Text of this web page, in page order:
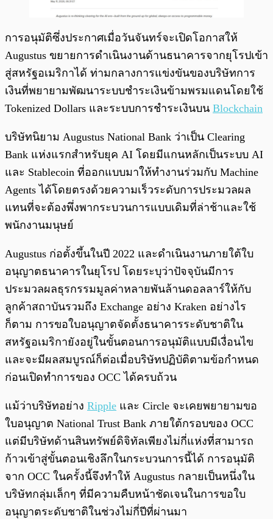
การอนุมัติซึ่งประกาศเมื่อวันจันทร์จะเปิดโอกาสให้
Augustus ขยายการดำเนินงานด้านธนาคารจากยุโรปเข้า
สู่สหรัฐอเมริกาได้ ท่ามกลางการแข่งขันของบริษัทการ
เงินที่พยายามพัฒนาระบบชำระเงินข้ามพรมแดนโดยใช้
Tokenized Dollars และระบบการชำระเงินบน Blockchain
บริษัทนิยาม Augustus National Bank ว่าเป็น Clearing
Bank แห่งแรกสำหรับยุค AI โดยมีแกนหลักเป็นระบบ AI
และ Stablecoin ที่ออกแบบมาให้ทำงานร่วมกับ Machine
Agents ได้โดยตรงด้วยความเร็วระดับการประมวลผล
แทนที่จะต้องพึ่งพากระบวนการแบบเดิมที่ล่าช้าและใช้
พนักงานมนุษย์
Augustus ก่อตั้งขึ้นในปี 2022 และดำเนินงานภายใต้ใบ
อนุญาตธนาคารในยุโรป โดยระบุว่าปัจจุบันมีการ
ประมวลผลธุรกรรมมูลค่าหลายพันล้านดอลลาร์ให้กับ
ลูกค้าสถาบันรวมถึง Exchange อย่าง Kraken อย่างไร
ก็ตาม การขอใบอนุญาตจัดตั้งธนาคารระดับชาติใน
สหรัฐอเมริกายังอยู่ในขั้นตอนการอนุมัติแบบมีเงื่อนไข
และจะมีผลสมบูรณ์ก็ต่อเมื่อบริษัทปฏิบัติตามข้อกำหนด
ก่อนเปิดทำการของ OCC ได้ครบถ้วน
แม้ว่าบริษัทอย่าง Ripple และ Circle จะเคยพยายามขอ
ใบอนุญาต National Trust Bank ภายใต้กรอบของ OCC
แต่มีบริษัทด้านสินทรัพย์ดิจิทัลเพียงไม่กี่แห่งที่สามารถ
ก้าวเข้าสู่ขั้นตอนเชิงลึกในกระบวนการนี้ได้ การอนุมัติ
จาก OCC ในครั้งนี้จึงทำให้ Augustus กลายเป็นหนึ่งใน
บริษัทกลุ่มเล็กๆ ที่มีความคืบหน้าชัดเจนในการขอใบ
อนุญาตระดับชาติในช่วงไม่กี่ปีที่ผ่านมา